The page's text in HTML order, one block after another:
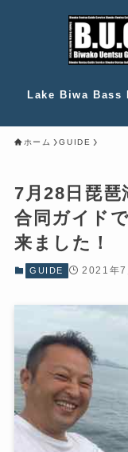
Lake Biwa
ホーム GUIDE
7月28日琵
合同ガイド
来ました！
GUIDE 2021年7